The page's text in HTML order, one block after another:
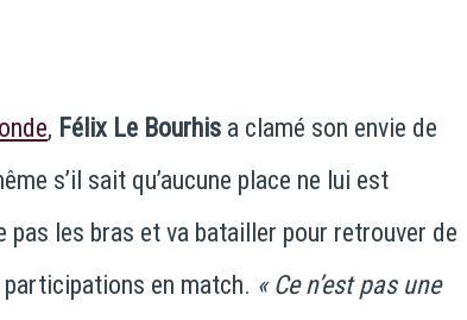
, Félix Le Bourhis a clamé son envie de
s’il sait qu’aucune place ne lui est
pas les bras et va batailler pour retrouver de
en match. « Ce n’est pas une